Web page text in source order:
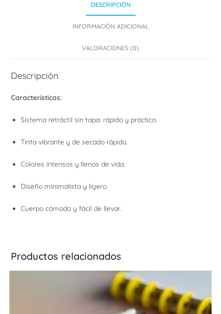
DESCRIPCIÓN
INFORMACIÓN ADICIONAL
VALORACIONES (0)
Descripción
Características:
Sistema retráctil sin tapa: rápido y práctico.
Tinta vibrante y de secado rápido.
Colores intensos y llenos de vida.
Diseño minimalista y ligero.
Cuerpo cómodo y fácil de llevar.
Productos relacionados